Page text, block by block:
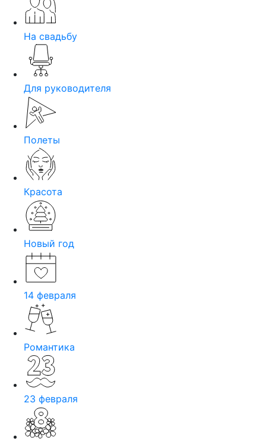
На свадьбу
Для руководителя
Полеты
Красота
Новый год
14 февраля
Романтика
23 февраля